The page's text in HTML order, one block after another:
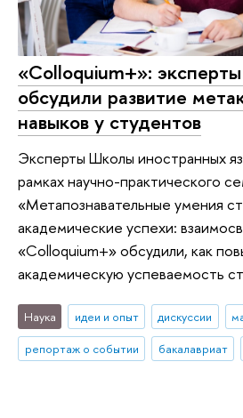
«Colloquium+»:
обсудили развитие
навыков у студентов
Эксперты Школы иностранных
рамках научно-практического
«Метапознавательные умения
академические успехи:
«Colloquium+» обсудили, как
академическую успеваемость
Наука идеи и опыт дискуссии
репортаж о событии
бакалавриат